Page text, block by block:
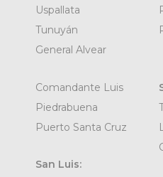
Uspallata
Tunuyán
General Alvear
Comandante Luis
Piedrabuena
Puerto Santa Cruz
San Luis: